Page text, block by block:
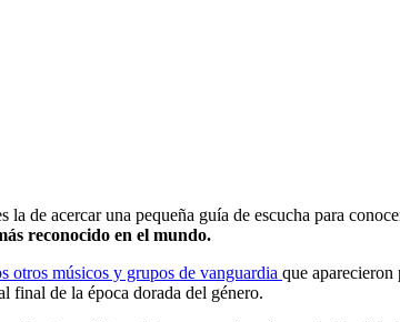
la de acercar una pequeña guía de escucha para
reconocido en el mundo.
otros músicos y grupos de vanguardia que
final de la época dorada del género.